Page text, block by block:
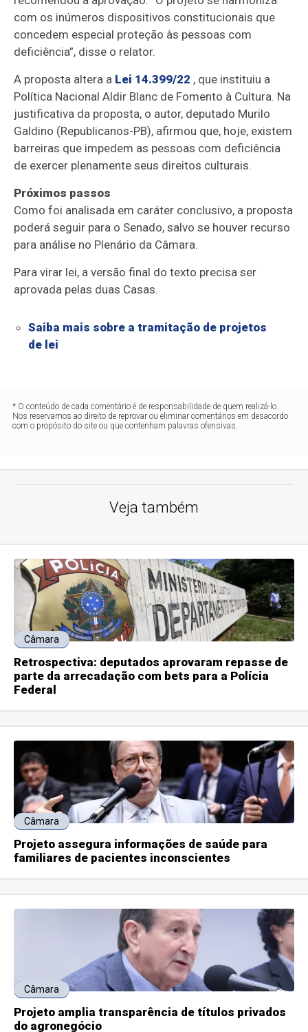
com os inúmeros dispositivos constitucionais que
concedem especial proteção às pessoas com
deficiência”, disse o relator.
A proposta altera a Lei 14.399/22 , que instituiu a
Política Nacional Aldir Blanc de Fomento à Cultura. Na
justificativa da proposta, o autor, deputado Murilo
Galdino (Republicanos-PB), afirmou que, hoje, existem
barreiras que impedem as pessoas com deficiência
de exercer plenamente seus direitos culturais.
Próximos passos
Como foi analisada em caráter conclusivo, a proposta
poderá seguir para o Senado, salvo se houver recurso
para análise no Plenário da Câmara.
Para virar lei, a versão final do texto precisa ser
aprovada pelas duas Casas.
Saiba mais sobre a tramitação de projetos
de lei
* O conteúdo de cada comentário é de responsabilidade de quem realizá-lo.
Nos reservamos ao direito de reprovar ou eliminar comentários em desacordo
com o propósito do site ou que contenham palavras ofensivas.
Veja também
Câmara
Retrospectiva: deputados aprovaram repasse de
parte da arrecadação com bets para a Polícia
Federal
Câmara
Projeto assegura informações de saúde para
familiares de pacientes inconscientes
Câmara
Projeto amplia transparência de títulos privados
do agronegócio